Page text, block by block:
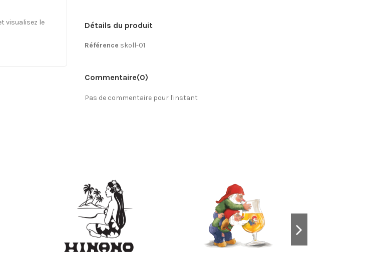
visualisez le
Détails du produit
Référence skoll-01
Commentaire(0)
Pas de commentaire pour l'instant